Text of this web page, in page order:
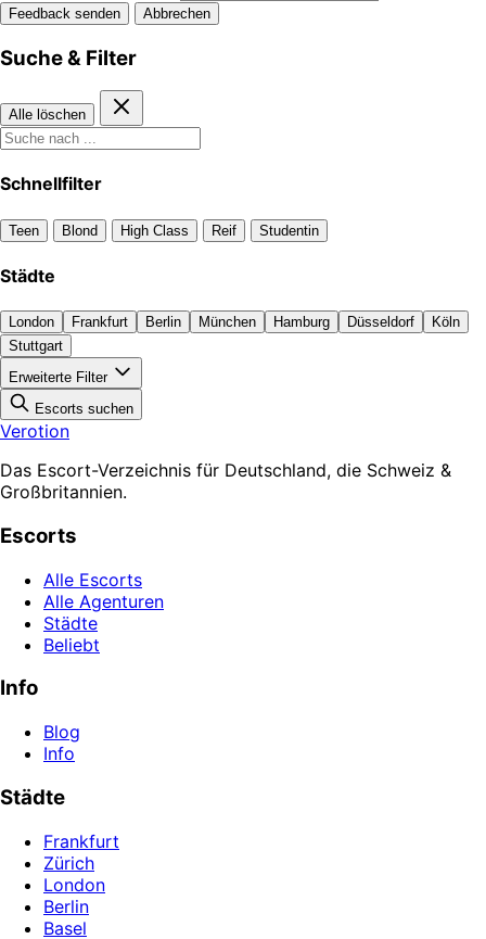
Feedback senden Abbrechen
Suche & Filter
Alle löschen
Schnellfilter
Teen Blond High Class Reif Studentin
Städte
London Frankfurt Berlin München Hamburg Düsseldorf
Köln
Stuttgart
Erweiterte Filter
Escorts suchen
Verotion
Das Escort-Verzeichnis für Deutschland, die Schweiz &
Großbritannien.
Escorts
Alle Escorts
Alle Agenturen
Städte
Beliebt
Info
Blog
Info
Städte
Frankfurt
Zürich
London
Berlin
Basel